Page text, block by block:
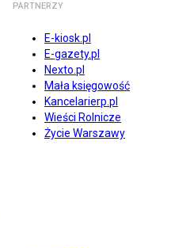
PARTNERZY
E-kiosk.pl
E-gazety.pl
Nexto.pl
Mała księgowość
Kancelarierp.pl
Wieści Rolnicze
Życie Warszawy